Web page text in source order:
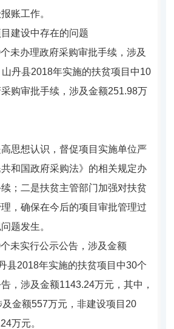
账工作。
目建设中存在的问题
未办理政府采购审批手续，涉及
丹县2018年实施的扶贫项目中10
购审批手续，涉及金额251.98万
思想认识，督促项目实施单位严
和国政府采购法》的相关规定办
； 二是扶贫主管部门加强对扶贫
，确保在今后的项目审批管理过
题发生。
未实行公示公告，涉及金额
县2018年实施的扶贫项目中30个
，涉及金额1143.24万元，其中，
金额557万元，非建设项目20
万元。